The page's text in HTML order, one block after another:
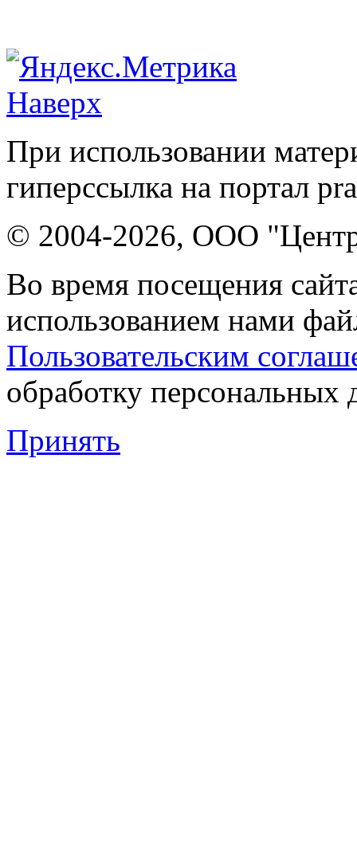
Наверх
При использовании
гиперссылка на портал
© 2004-2026, ООО "Центр
Во время посещения
использованием нами
Пользовательским
обработку персональных
Принять